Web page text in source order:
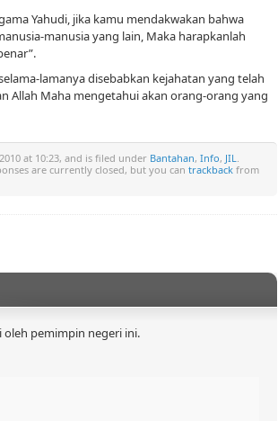
Yahudi, jika kamu mendakwakan bahwa
manusia yang lain, Maka harapkanlah
lamanya disebabkan kejahatan yang telah
Allah Maha mengetahui akan orang-orang yang
at 10:23, and is filed under Bantahan, Info, JIL.
are currently closed, but you can trackback from
oleh pemimpin negeri ini.